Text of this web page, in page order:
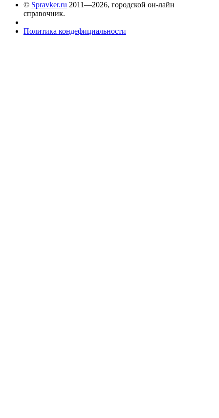
© Spravker.ru 2011—2026, городской он-лайн
справочник.
Политика кондефициальности